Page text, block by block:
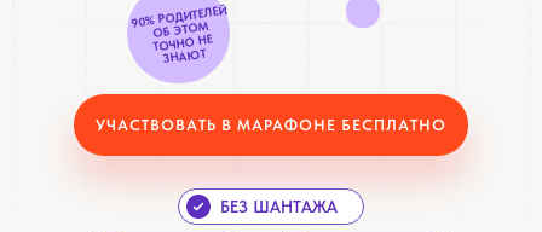
90% РОДИТЕЛЕЙ
ОБ ЭТОМ
ТОЧНО НЕ
ЗНАЮТ
УЧАСТВОВАТЬ В МАРАФОНЕ БЕСПЛАТНО
БЕЗ ШАНТАЖА